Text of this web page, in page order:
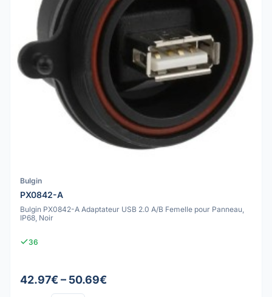
Bulgin
PX0842-A
Bulgin PX0842-A Adaptateur USB 2.0 A/B Femelle pour Panneau,
IP68, Noir
36
42.97€ – 50.69€